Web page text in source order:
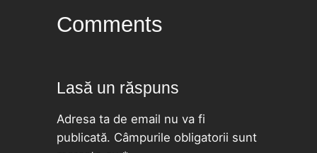
Comments
Lasă un răspuns
Adresa ta de email nu va fi
publicată. Câmpurile obligatorii sunt